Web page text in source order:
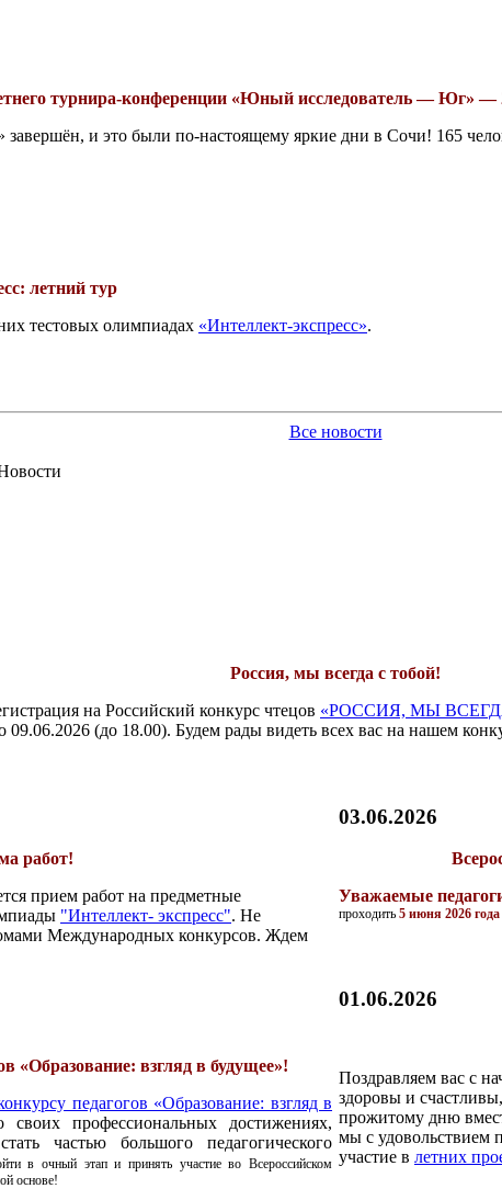
турнира-конференции «Юный исследователь — Юг» —
и это были по-настоящему яркие дни в Сочи! 165
летний тур
тестовых олимпиадах «Интеллект-экспресс».
Все новости
Россия, мы всегда с тобой!
на Российский конкурс чтецов «РОССИЯ, МЫ
(до 18.00). Будем рады видеть всех вас на нашем
работ!
прием работ на предметные
"Интеллект- экспресс". Не
Международных конкурсов. Ждем
«Образование: взгляд в будущее»!
педагогов «Образование: взгляд в
профессиональных достижениях,
частью большого педагогического
в очный этап и принять участие во Всероссийском
основе!
03.06.2026
Уважаемые
проходить 5 июня 2026
01.06.2026
Поздравляем вас с
здоровы и
прожитому дню
мы с удовольствием
участие в летних